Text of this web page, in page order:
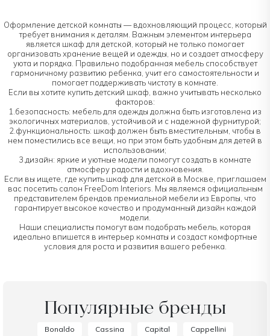
Оформление детской комнаты — вдохновляющий процесс, который
требует внимания к деталям. Важным элементом интерьера
является шкаф для детской, который не только помогает
организовать хранение вещей и одежды, но и создает атмосферу
уюта и порядка. Правильно подобранная мебель способствует
гармоничному развитию ребенка, учит его самостоятельности и
помогает поддерживать чистоту в комнате.
Если вы хотите купить детский шкаф, важно учитывать несколько
факторов:
1.безопасность: мебель для одежды должна быть изготовлена из
экологичных материалов, устойчивой и с надежной фурнитурой;
2.функциональность: шкаф должен быть вместительным, чтобы в
нем поместились все вещи, но при этом быть удобным для детей в
использовании;
3.дизайн: яркие и уютные модели помогут создать в комнате
атмосферу радости и вдохновения.
Если вы ищете, где купить шкаф для детской в Москве, приглашаем
вас посетить салон FreeDom Interiors. Мы являемся официальным
представителем брендов премиальной мебели из Европы, что
гарантирует высокое качество и продуманный дизайн каждой
модели.
Наши специалисты помогут вам подобрать мебель, которая
идеально впишется в интерьер комнаты и создаст комфортные
условия для роста и развития вашего ребенка.
Популярные бренды
Bonaldo Cassina Capital Cappellini